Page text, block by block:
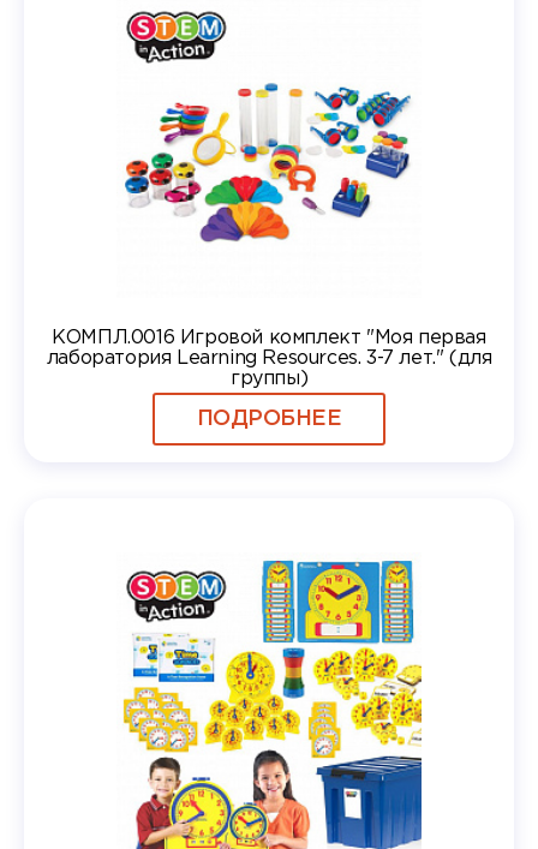
КОМПЛ.0016 Игровой комплект "Моя первая
лаборатория Learning Resources. 3-7 лет." (для
группы)
ПОДРОБНЕЕ